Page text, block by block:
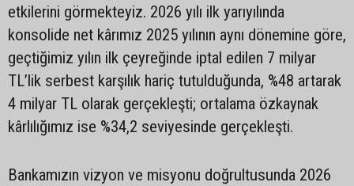
etkilerini görmekteyiz. 2026 yılı ilk yarıyılında
konsolide net kârımız 2025 yılının aynı dönemine göre,
geçtiğimiz yılın ilk çeyreğinde iptal edilen 7 milyar
TL’lik serbest karşılık hariç tutulduğunda, %48 artarak
4 milyar TL olarak gerçekleşti; ortalama özkaynak
kârlılığımız ise %34,2 seviyesinde gerçekleşti.
Bankamızın vizyon ve misyonu doğrultusunda 2026